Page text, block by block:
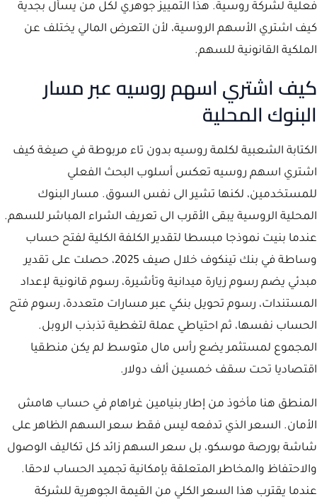
فعلية لشركة روسية. هذا التمييز جوهري لكل من يسأل بجدية
كيف اشتري الأسهم الروسية، لأن التعرض المالي يختلف عن
الملكية القانونية للسهم.
كيف اشتري اسهم روسيه عبر مسار
البنوك المحلية
الكتابة الشعبية لكلمة روسيه بدون تاء مربوطة في صيغة كيف
اشتري اسهم روسيه تعكس أسلوب البحث الفعلي
للمستخدمين، لكنها تشير الى نفس السوق. مسار البنوك
المحلية الروسية يبقى الأقرب الى تعريف الشراء المباشر للسهم.
عندما بنيت نموذجا مبسطا لتقدير الكلفة الكلية لفتح حساب
وساطة في بنك تينكوف خلال صيف 2025، حصلت على تقدير
مبدئي يضم رسوم زيارة ميدانية وتأشيرة، رسوم قانونية لإعداد
المستندات، رسوم تحويل بنكي عبر مسارات متعددة، رسوم فتح
الحساب نفسها، ثم احتياطي عملة لتغطية تذبذب الروبل.
المجموع لمستثمر يضع رأس مال متوسط لم يكن منطقيا
اقتصاديا تحت سقف خمسين ألف دولار.
المنطق هنا مأخوذ من إطار بنيامين غراهام في حساب هامش
الأمان. السعر الذي تدفعه ليس فقط سعر السهم الظاهر على
شاشة بورصة موسكو، بل سعر السهم زائد كل تكاليف الوصول
والاحتفاظ والمخاطر المتعلقة بإمكانية تجميد الحساب لاحقا.
عندما يقترب هذا السعر الكلي من القيمة الجوهرية للشركة